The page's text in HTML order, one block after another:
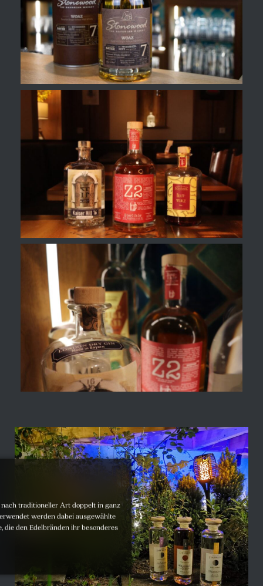
traditioneller Art doppelt in ganz
werden dabei ausgewählte
die den Edelbränden ihr besonderes